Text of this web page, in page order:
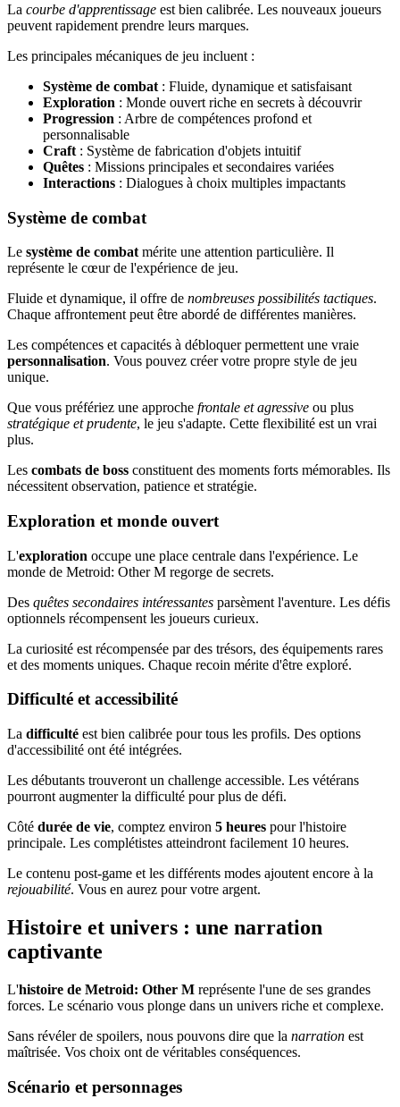
La courbe d'apprentissage est bien calibrée. Les nouveaux joueurs
peuvent rapidement prendre leurs marques.
Les principales mécaniques de jeu incluent :
Système de combat : Fluide, dynamique et satisfaisant
Exploration : Monde ouvert riche en secrets à découvrir
Progression : Arbre de compétences profond et
personnalisable
Craft : Système de fabrication d'objets intuitif
Quêtes : Missions principales et secondaires variées
Interactions : Dialogues à choix multiples impactants
Système de combat
Le système de combat mérite une attention particulière. Il
représente le cœur de l'expérience de jeu.
Fluide et dynamique, il offre de nombreuses possibilités tactiques.
Chaque affrontement peut être abordé de différentes manières.
Les compétences et capacités à débloquer permettent une vraie
personnalisation. Vous pouvez créer votre propre style de jeu
unique.
Que vous préfériez une approche frontale et agressive ou plus
stratégique et prudente, le jeu s'adapte. Cette flexibilité est un vrai
plus.
Les combats de boss constituent des moments forts mémorables. Ils
nécessitent observation, patience et stratégie.
Exploration et monde ouvert
L'exploration occupe une place centrale dans l'expérience. Le
monde de Metroid: Other M regorge de secrets.
Des quêtes secondaires intéressantes parsèment l'aventure. Les défis
optionnels récompensent les joueurs curieux.
La curiosité est récompensée par des trésors, des équipements rares
et des moments uniques. Chaque recoin mérite d'être exploré.
Difficulté et accessibilité
La difficulté est bien calibrée pour tous les profils. Des options
d'accessibilité ont été intégrées.
Les débutants trouveront un challenge accessible. Les vétérans
pourront augmenter la difficulté pour plus de défi.
Côté durée de vie, comptez environ 5 heures pour l'histoire
principale. Les complétistes atteindront facilement 10 heures.
Le contenu post-game et les différents modes ajoutent encore à la
rejouabilité. Vous en aurez pour votre argent.
Histoire et univers : une narration
captivante
L'histoire de Metroid: Other M représente l'une de ses grandes
forces. Le scénario vous plonge dans un univers riche et complexe.
Sans révéler de spoilers, nous pouvons dire que la narration est
maîtrisée. Vos choix ont de véritables conséquences.
Scénario et personnages